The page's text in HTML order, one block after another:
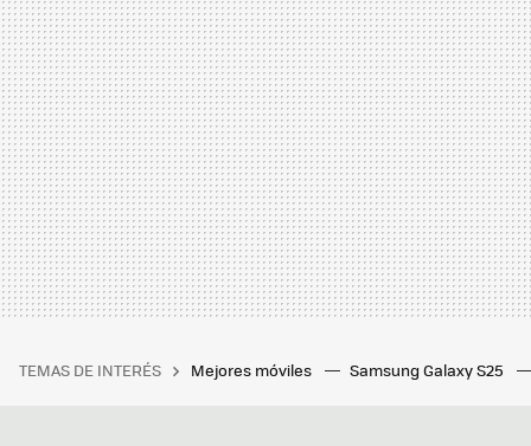
TEMAS DE INTERÉS Mejores móviles Samsung Galaxy S25